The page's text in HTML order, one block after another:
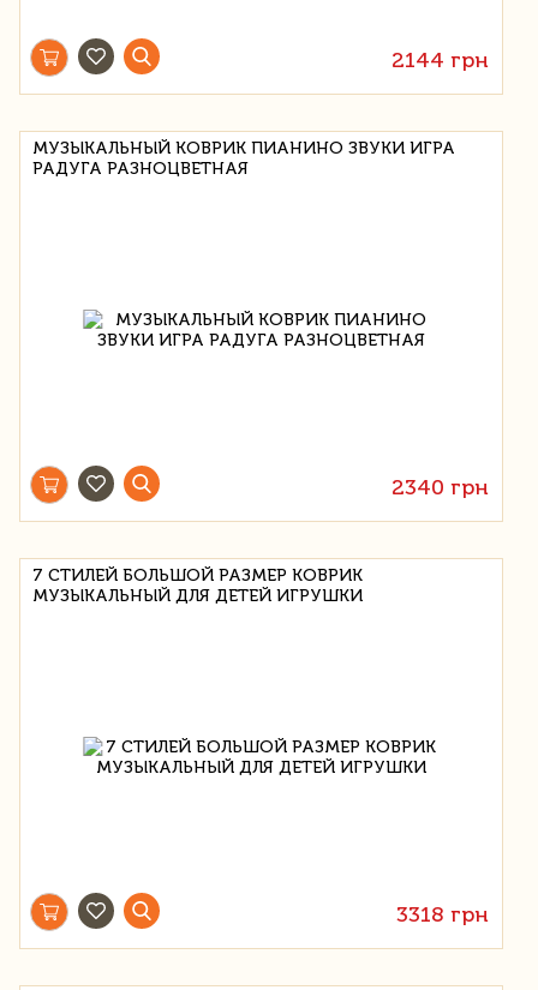
2144 грн
МУЗЫКАЛЬНЫЙ КОВРИК ПИАНИНО ЗВУКИ ИГРА
РАДУГА РАЗНОЦВЕТНАЯ
2340 грн
7 СТИЛЕЙ БОЛЬШОЙ РАЗМЕР КОВРИК
МУЗЫКАЛЬНЫЙ ДЛЯ ДЕТЕЙ ИГРУШКИ
3318 грн